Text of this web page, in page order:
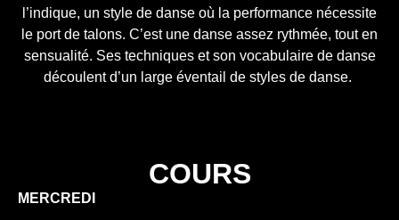
l’indique, un style de danse où la performance nécessite
le port de talons. C’est une danse assez rythmée, tout en
sensualité. Ses techniques et son vocabulaire de danse
découlent d’un large éventail de styles de danse.
COURS
MERCREDI